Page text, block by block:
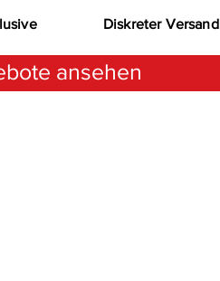
Diskreter Versand
ansehen